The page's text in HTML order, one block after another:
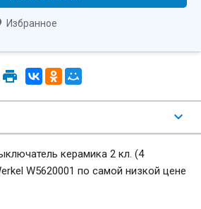
Избранное
керамика 2 кл. (4
W5620001 по самой низкой цене